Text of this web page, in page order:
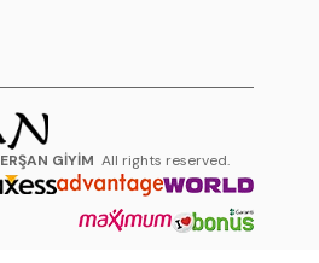
ERŞAN GİYİM All rights reserved.